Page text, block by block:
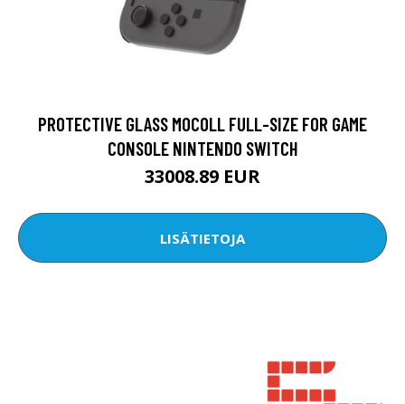
PROTECTIVE GLASS MOCOLL FULL-SIZE FOR GAME
CONSOLE NINTENDO SWITCH
33008.89 EUR
LISÄTIETOJA